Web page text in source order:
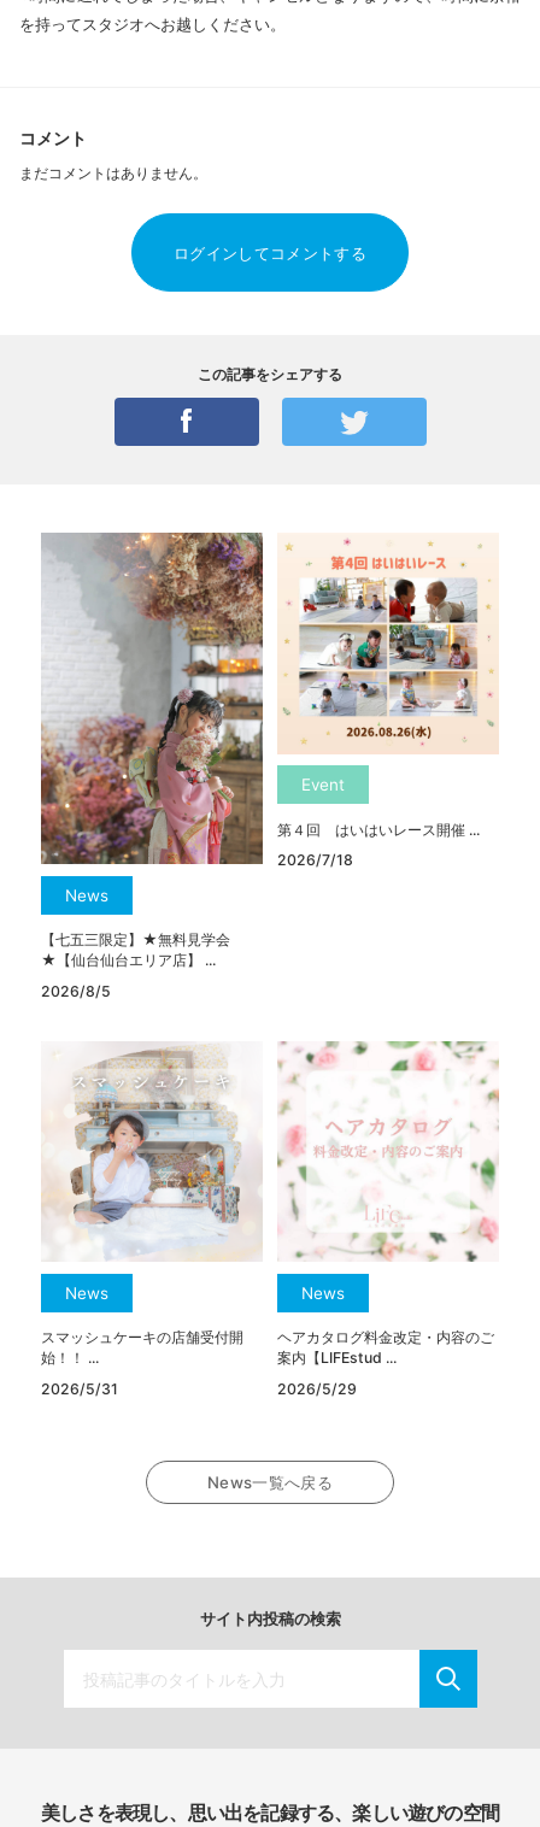
を持ってスタジオへお越しください。
コメント
まだコメントはありません。
ログインしてコメントする
この記事をシェアする
News
【七五三限定】★無料見学会
★【仙台仙台エリア店】 ...
2026/8/5
Event
第４回 はいはいレース開催 ...
2026/7/18
News
スマッシュケーキの店舗受付開
始！！ ...
2026/5/31
News
ヘアカタログ料金改定・内容のご
案内【LIFEstud ...
2026/5/29
News一覧へ戻る
サイト内投稿の検索
美しさを表現し、思い出を記録する、楽しい遊びの空間